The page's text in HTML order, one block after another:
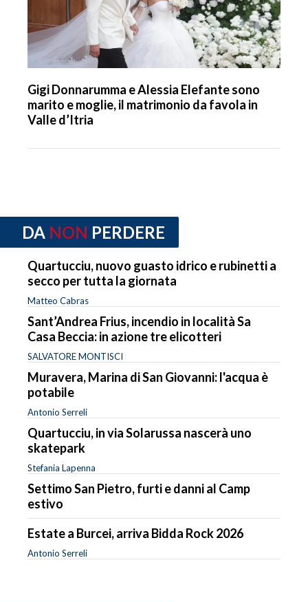
Gigi Donnarumma e Alessia Elefante sono
marito e moglie, il matrimonio da favola in
Valle d’Itria
DA NON PERDERE
Quartucciu, nuovo guasto idrico e rubinetti a
secco per tutta la giornata
Matteo Cabras
Sant’Andrea Frius, incendio in località Sa
Casa Beccia: in azione tre elicotteri
SALVATORE MONTISCI
Muravera, Marina di San Giovanni: l'acqua è
potabile
Antonio Serreli
Quartucciu, in via Solarussa nascerà uno
skatepark
Stefania Lapenna
Settimo San Pietro, furti e danni al Camp
estivo
Estate a Burcei, arriva Bidda Rock 2026
Antonio Serreli